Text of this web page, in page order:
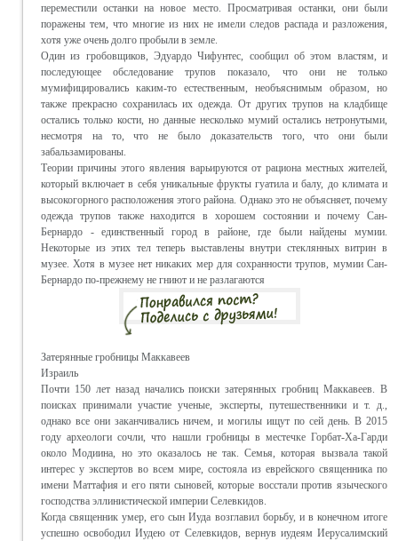
переместили останки на новое место. Просматривая останки, они были
поражены тем, что многие из них не имели следов распада и разложения,
хотя уже очень долго пробыли в земле.
Один из гробовщиков, Эдуардо Чифунтес, сообщил об этом властям, и
последующее обследование трупов показало, что они не только
мумифицировались каким-то естественным, необъяснимым образом, но
также прекрасно сохранилась их одежда. От других трупов на кладбище
остались только кости, но данные несколько мумий остались нетронутыми,
несмотря на то, что не было доказательств того, что они были
забальзамированы.
Теории причины этого явления варьируются от рациона местных жителей,
который включает в себя уникальные фрукты гуатила и балу, до климата и
высокогорного расположения этого района. Однако это не объясняет, почему
одежда трупов также находится в хорошем состоянии и почему Сан-
Бернардо - единственный город в районе, где были найдены мумии.
Некоторые из этих тел теперь выставлены внутри стеклянных витрин в
музее. Хотя в музее нет никаких мер для сохранности трупов, мумии Сан-
Бернардо по-прежнему не гниют и не разлагаются
Затерянные гробницы Маккавеев
Израиль
Почти 150 лет назад начались поиски затерянных гробниц Маккавеев. В
поисках принимали участие ученые, эксперты, путешественники и т. д.,
однако все они заканчивались ничем, и могилы ищут по сей день. В 2015
году археологи сочли, что нашли гробницы в местечке Горбат-Ха-Гарди
около Модиина, но это оказалось не так. Семья, которая вызвала такой
интерес у экспертов во всем мире, состояла из еврейского священника по
имени Маттафия и его пяти сыновей, которые восстали против языческого
господства эллинистической империи Селевкидов.
Когда священник умер, его сын Иуда возглавил борьбу, и в конечном итоге
успешно освободил Иудею от Селевкидов, вернув иудеям Иерусалимский